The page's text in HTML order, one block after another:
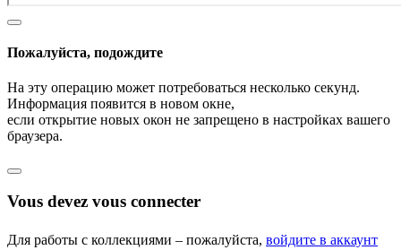
Пожалуйста, подождите
На эту операцию может потребоваться несколько секунд.
Информация появится в новом окне,
если открытие новых окон не запрещено в настройках вашего
браузера.
Vous devez vous connecter
Для работы с коллекциями – пожалуйста, войдите в аккаунт